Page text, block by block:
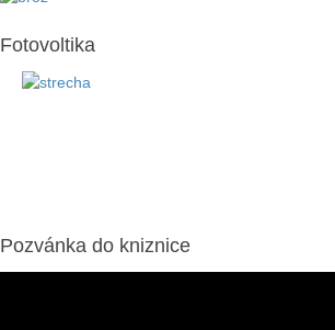
Fotovoltika
Pozvánka do kniznice